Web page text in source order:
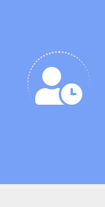
Schlüsseldienst in der Nähe vermitteln